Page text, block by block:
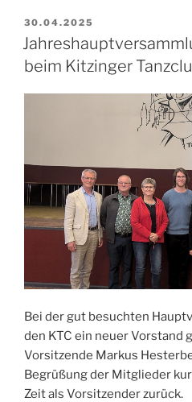
VERÖFFENTLICHT
AM
30.04.2025
beim Kitzinger
Bei der gut besuchten
den KTC ein neuer Vorstand
Vorsitzende Markus
Begrüßung der Mitglieder
Zeit als Vorsitzender zurück.